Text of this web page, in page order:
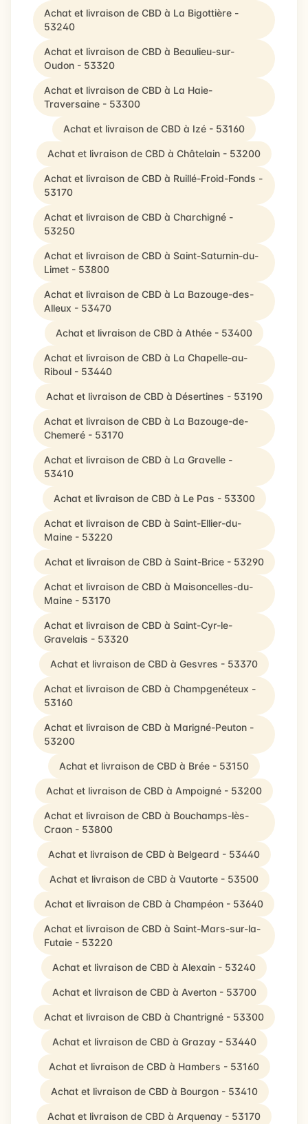
Achat et livraison de CBD à La Bigottière -
53240
Achat et livraison de CBD à Beaulieu-sur-
Oudon - 53320
Achat et livraison de CBD à La Haie-
Traversaine - 53300
Achat et livraison de CBD à Izé - 53160
Achat et livraison de CBD à Châtelain - 53200
Achat et livraison de CBD à Ruillé-Froid-Fonds -
53170
Achat et livraison de CBD à Charchigné -
53250
Achat et livraison de CBD à Saint-Saturnin-du-
Limet - 53800
Achat et livraison de CBD à La Bazouge-des-
Alleux - 53470
Achat et livraison de CBD à Athée - 53400
Achat et livraison de CBD à La Chapelle-au-
Riboul - 53440
Achat et livraison de CBD à Désertines - 53190
Achat et livraison de CBD à La Bazouge-de-
Chemeré - 53170
Achat et livraison de CBD à La Gravelle -
53410
Achat et livraison de CBD à Le Pas - 53300
Achat et livraison de CBD à Saint-Ellier-du-
Maine - 53220
Achat et livraison de CBD à Saint-Brice - 53290
Achat et livraison de CBD à Maisoncelles-du-
Maine - 53170
Achat et livraison de CBD à Saint-Cyr-le-
Gravelais - 53320
Achat et livraison de CBD à Gesvres - 53370
Achat et livraison de CBD à Champgenéteux -
53160
Achat et livraison de CBD à Marigné-Peuton -
53200
Achat et livraison de CBD à Brée - 53150
Achat et livraison de CBD à Ampoigné - 53200
Achat et livraison de CBD à Bouchamps-lès-
Craon - 53800
Achat et livraison de CBD à Belgeard - 53440
Achat et livraison de CBD à Vautorte - 53500
Achat et livraison de CBD à Champéon - 53640
Achat et livraison de CBD à Saint-Mars-sur-la-
Futaie - 53220
Achat et livraison de CBD à Alexain - 53240
Achat et livraison de CBD à Averton - 53700
Achat et livraison de CBD à Chantrigné - 53300
Achat et livraison de CBD à Grazay - 53440
Achat et livraison de CBD à Hambers - 53160
Achat et livraison de CBD à Bourgon - 53410
Achat et livraison de CBD à Arquenay - 53170